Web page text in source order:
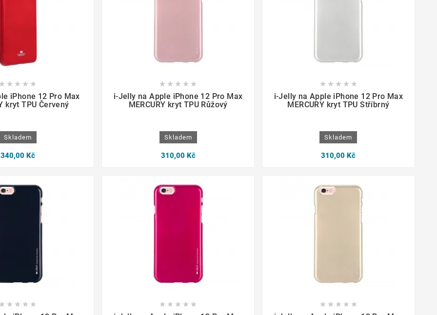
    
iPhone 12 Pro Max
kryt TPU Červený
Skladem
340,00 Kč
    
i-Jelly na Apple iPhone 12 Pro Max
MERCURY kryt TPU Růžový
Skladem
310,00 Kč
    
i-Jelly na Apple iPhone 12 Pro Max
MERCURY kryt TPU Stříbrný
Skladem
310,00 Kč
 
    
 
    
 
    